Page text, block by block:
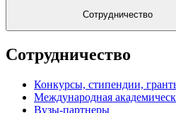
Сотрудничество
Сотрудничество
Конкурсы, стипендии,
Международная
Вузы-партнеры